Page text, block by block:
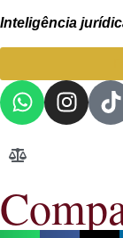
Inteligência